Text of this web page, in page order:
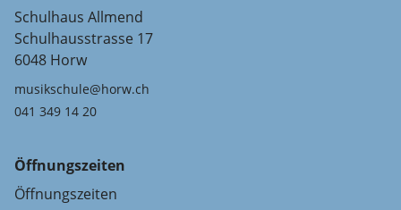
Schulhaus Allmend
Schulhausstrasse 17
6048 Horw
musikschule@horw.ch
041 349 14 20
Öffnungszeiten
Öffnungszeiten